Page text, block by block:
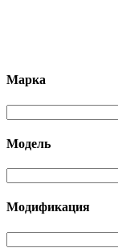
Марка
Модель
Модификация